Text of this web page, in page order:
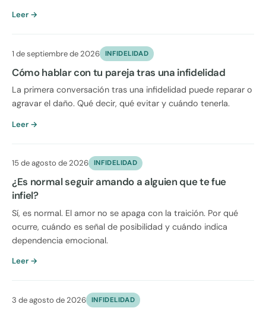
Leer →
1 de septiembre de 2026 INFIDELIDAD
Cómo hablar con tu pareja tras una infidelidad
La primera conversación tras una infidelidad puede reparar o
agravar el daño. Qué decir, qué evitar y cuándo tenerla.
Leer →
15 de agosto de 2026 INFIDELIDAD
¿Es normal seguir amando a alguien que te fue
infiel?
Sí, es normal. El amor no se apaga con la traición. Por qué
ocurre, cuándo es señal de posibilidad y cuándo indica
dependencia emocional.
Leer →
3 de agosto de 2026 INFIDELIDAD